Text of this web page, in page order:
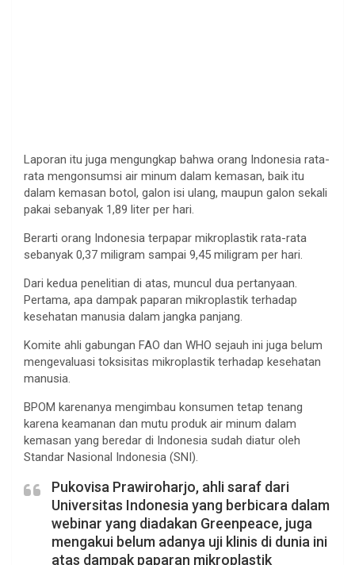
Laporan itu juga mengungkap bahwa orang Indonesia rata-
rata mengonsumsi air minum dalam kemasan, baik itu
dalam kemasan botol, galon isi ulang, maupun galon sekali
pakai sebanyak 1,89 liter per hari.
Berarti orang Indonesia terpapar mikroplastik rata-rata
sebanyak 0,37 miligram sampai 9,45 miligram per hari.
Dari kedua penelitian di atas, muncul dua pertanyaan.
Pertama, apa dampak paparan mikroplastik terhadap
kesehatan manusia dalam jangka panjang.
Komite ahli gabungan FAO dan WHO sejauh ini juga belum
mengevaluasi toksisitas mikroplastik terhadap kesehatan
manusia.
BPOM karenanya mengimbau konsumen tetap tenang
karena keamanan dan mutu produk air minum dalam
kemasan yang beredar di Indonesia sudah diatur oleh
Standar Nasional Indonesia (SNI).
Pukovisa Prawiroharjo, ahli saraf dari
Universitas Indonesia yang berbicara dalam
webinar yang diadakan Greenpeace, juga
mengakui belum adanya uji klinis di dunia ini
atas dampak paparan mikroplastik